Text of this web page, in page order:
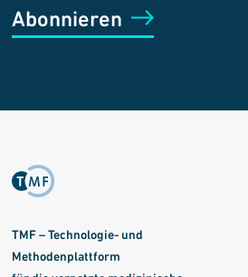
Abonnieren
TMF – Technologie- und
Methodenplattform